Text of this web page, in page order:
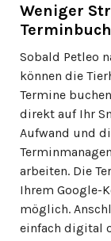
Weniger
Sobald Petleo
können die
Termine
direkt auf Ihr
Aufwand und
arbeiten. Die
Ihrem Google-
möglich.
einfach digital